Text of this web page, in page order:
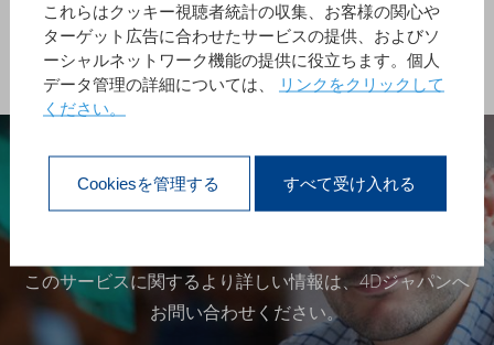
サーバーのハードウェア設定の必須条件の推
奨。
このサービスに関するより詳しい情報は、4Dジャパンへ
お問い合わせください。
これらはクッキー視聴者統計の収集、お客様の関心や
ターゲット広告に合わせたサービスの提供、およびソ
ーシャルネットワーク機能の提供に役立ちます。個人
データ管理の詳細については、
リンクをクリックして
ください。
Cookiesを管理する すべて受け入れる